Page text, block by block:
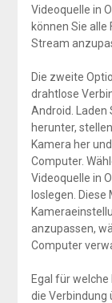
Videoquelle in
können Sie alle
Stream
Die zweite
drahtlose
Android. Laden
herunter,
Kamera her
Computer.
Videoquelle in
loslegen.
anzupassen,
Computer
Egal für
die Verbindung